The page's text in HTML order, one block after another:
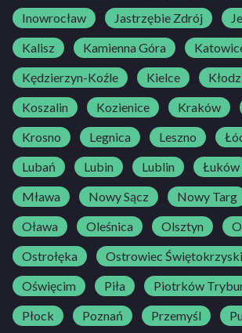
Inowrocław
Jastrzębie Zdrój
Kalisz
Kamienna Góra
Kędzierzyn-Koźle
Kielce
Koszalin
Kozienice Kraków
Krosno
Legnica Leszno
Lubań
Lubin Lublin Łuków
Mława
Nowy Sącz Nowy Targ
Oława
Oleśnica Olsztyn
Ostrołęka
Ostrowiec Świętokrzyski
Oświęcim
Piła
Piotrków
Płock
Poznań Przemyśl